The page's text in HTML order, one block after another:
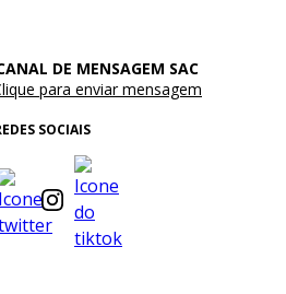
DE MENSAGEM SAC
para enviar mensagem
SOCIAIS